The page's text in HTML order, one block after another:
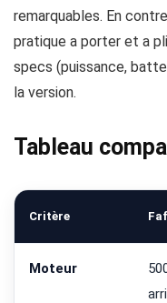
remarquables. En
pratique a porter et a
specs (puissance,
la version.
Tableau
Critère
Moteur